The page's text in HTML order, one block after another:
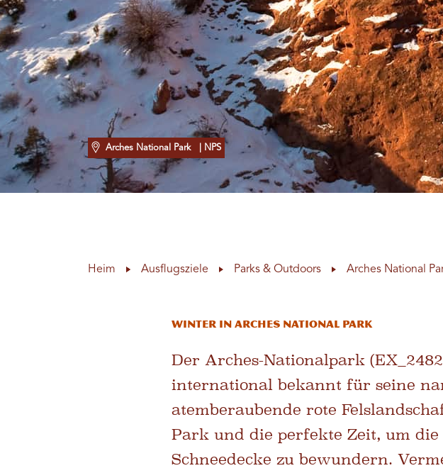
Arches National Park | NPS
Heim Ausflugsziele Parks & Outdoors Arches National
Winter in Arches National Park
Der Arches-Nationalpark
international bekannt für seine
atemberaubende rote
Park und die perfekte Zeit, um
Schneedecke zu bewundern.